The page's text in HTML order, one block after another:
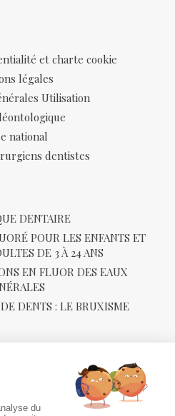
et charte cookie
légales
Utilisation
national
dentistes
DENTAIRE
POUR LES ENFANTS ET
DE 3 À 24 ANS
EN FLUOR DES EAUX
DENTS : LE BRUXISME
Emmanuel Chabrier